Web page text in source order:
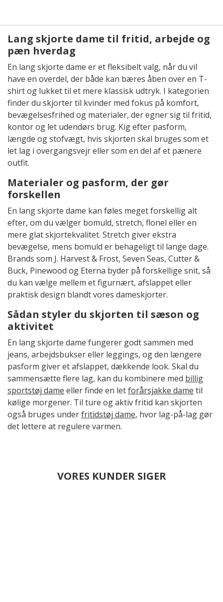
Lang skjorte dame til fritid, arbejde og
pæn hverdag
En lang skjorte dame er et fleksibelt valg, når du vil
have en overdel, der både kan bæres åben over en T-
shirt og lukket til et mere klassisk udtryk. I kategorien
finder du skjorter til kvinder med fokus på komfort,
bevægelsesfrihed og materialer, der egner sig til fritid,
kontor og let udendørs brug. Kig efter pasform,
længde og stofvægt, hvis skjorten skal bruges som et
let lag i overgangsvejr eller som en del af et pænere
outfit.
Materialer og pasform, der gør
forskellen
En lang skjorte dame kan føles meget forskellig alt
efter, om du vælger bomuld, stretch, flonel eller en
mere glat skjortekvalitet. Stretch giver ekstra
bevægelse, mens bomuld er behageligt til lange dage.
Brands som J. Harvest & Frost, Seven Seas, Cutter &
Buck, Pinewood og Eterna byder på forskellige snit, så
du kan vælge mellem et figurnært, afslappet eller
praktisk design blandt vores dameskjorter.
Sådan styler du skjorten til sæson og
aktivitet
En lang skjorte dame fungerer godt sammen med
jeans, arbejdsbukser eller leggings, og den længere
pasform giver et afslappet, dækkende look. Skal du
sammensætte flere lag, kan du kombinere med billig
sportstøj dame eller finde en letforårsjakke dame til
kølige morgener. Til ture og aktiv fritid kan skjorten
også bruges underfritidstøj dame, hvor lag-på-lag gør
det lettere at regulere varmen.
VORES KUNDER SIGER